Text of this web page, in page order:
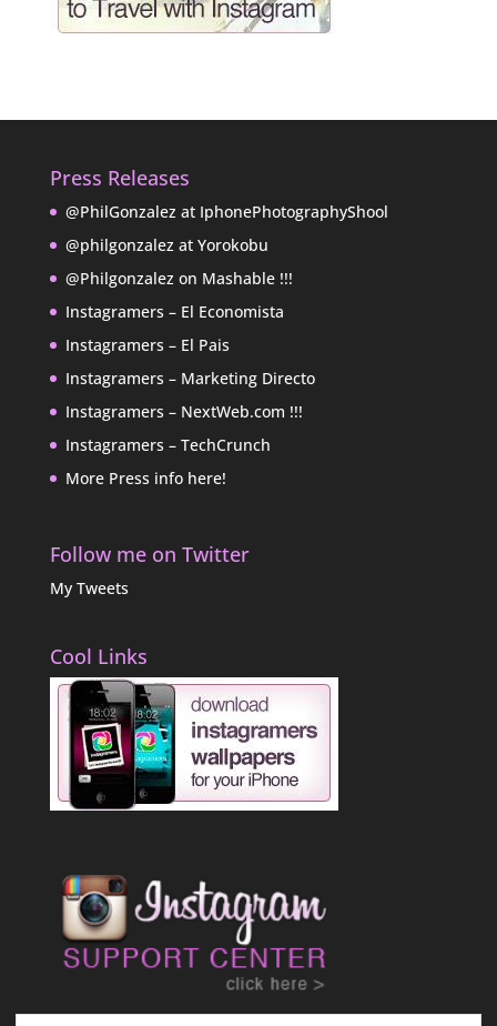
Press Releases
@PhilGonzalez at IphonePhotographyShool
@philgonzalez at Yorokobu
@Philgonzalez on Mashable !!!
Instagramers – El Economista
Instagramers – El Pais
Instagramers – Marketing Directo
Instagramers – NextWeb.com !!!
Instagramers – TechCrunch
More Press info here!
Follow me on Twitter
My Tweets
Cool Links